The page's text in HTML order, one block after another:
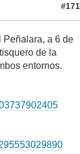
#171
Peñalara, a 6 de
de la
entornos.